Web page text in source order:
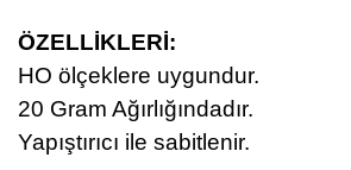
ÖZELLİKLERİ:
HO ölçeklere uygundur.
20 Gram Ağırlığındadır.
Yapıştırıcı ile sabitlenir.